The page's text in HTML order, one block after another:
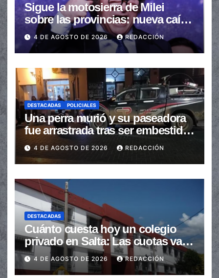
Sigue la motosierra de Milei
sobre las provincias: nueva caída
de las transferencias no
automáticas
4 DE AGOSTO DE 2026 REDACCIÓN
DESTACADAS POLICIALES
Una perra murió y su paseadora
fue arrastrada tras ser embestidas
en la senda peatonal
4 DE AGOSTO DE 2026 REDACCIÓN
DESTACADAS
Cuánto cuesta hoy un colegio
privado en Salta: Las cuotas van
de $110.000 a más de $600.000
4 DE AGOSTO DE 2026 REDACCIÓN